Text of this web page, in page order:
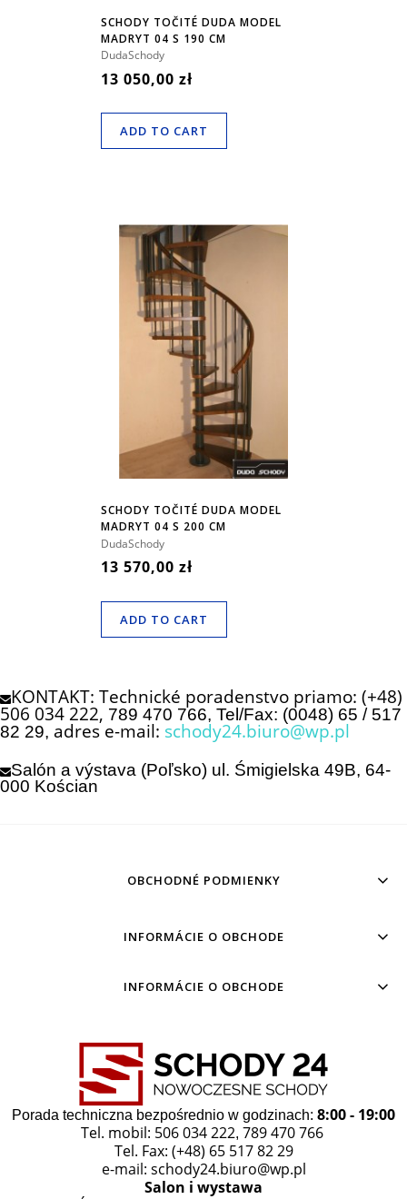
SCHODY TOČITÉ DUDA MODEL
MADRYT 04 S 190 CM
DudaSchody
13 050,00 zł
ADD TO CART
SCHODY TOČITÉ DUDA MODEL
MADRYT 04 S 200 CM
DudaSchody
13 570,00 zł
ADD TO CART
KONTAKT: Technické poradenstvo priamo: (+48)
506 034 222, 789 470 766, Tel/Fax: (0048) 65 / 517
82 29, adres e-mail: schody24.biuro@wp.pl
Salón a výstava (Poľsko) ul. Śmigielska 49B, 64-
000 Kościan
OBCHODNÉ PODMIENKY
INFORMÁCIE O OBCHODE
INFORMÁCIE O OBCHODE
Porada techniczna bezpośrednio w godzinach: 8:00 - 19:00
Tel. mobil: 506 034 222, 789 470 766
Tel. Fax: (+48) 65 517 82 29
e-mail: schody24.biuro@wp.pl
Salon i wystawa